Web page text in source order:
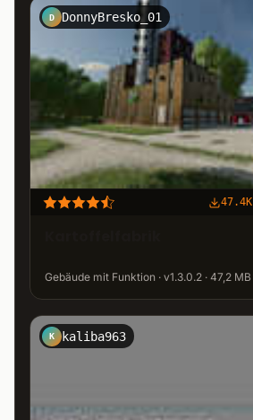
D DonnyBresko_01
47.4K
Gebäude mit Funktion · v1.3.0.2 · 47,2 MB
K kaliba963